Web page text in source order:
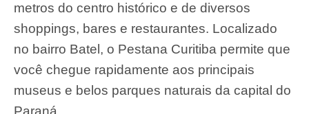
metros do centro histórico e de diversos
shoppings, bares e restaurantes. Localizado
no bairro Batel, o Pestana Curitiba permite que
você chegue rapidamente aos principais
museus e belos parques naturais da capital do
Paraná.